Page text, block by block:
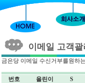
이메일 고객
금은당 이메일 수신거부를원하
번호 올린이
S